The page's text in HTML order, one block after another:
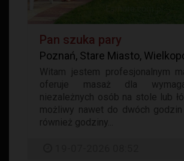
Pan szuka pary
Poznań, Stare Miasto,
Witam jestem profesjonalnym
oferuje masaż dla
niezależnych osób na stole lub
możliwy nawet do dwóch
również godziny...